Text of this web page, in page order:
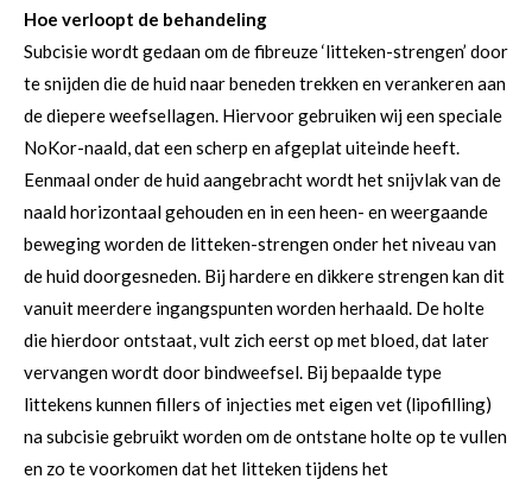
Hoe verloopt de behandeling
Subcisie wordt gedaan om de fibreuze ‘litteken-strengen’ door
te snijden die de huid naar beneden trekken en verankeren aan
de diepere weefsellagen. Hiervoor gebruiken wij een speciale
NoKor-naald, dat een scherp en afgeplat uiteinde heeft.
Eenmaal onder de huid aangebracht wordt het snijvlak van de
naald horizontaal gehouden en in een heen- en weergaande
beweging worden de litteken-strengen onder het niveau van
de huid doorgesneden. Bij hardere en dikkere strengen kan dit
vanuit meerdere ingangspunten worden herhaald. De holte
die hierdoor ontstaat, vult zich eerst op met bloed, dat later
vervangen wordt door bindweefsel. Bij bepaalde type
littekens kunnen fillers of injecties met eigen vet (lipofilling)
na subcisie gebruikt worden om de ontstane holte op te vullen
en zo te voorkomen dat het litteken tijdens het